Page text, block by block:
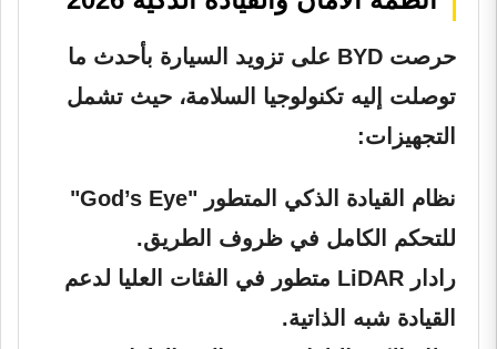
حرصت BYD على تزويد السيارة بأحدث ما
توصلت إليه تكنولوجيا السلامة، حيث تشمل
التجهيزات:
نظام القيادة الذكي المتطور "God’s Eye"
للتحكم الكامل في ظروف الطريق.
رادار LiDAR متطور في الفئات العليا لدعم
القيادة شبه الذاتية.